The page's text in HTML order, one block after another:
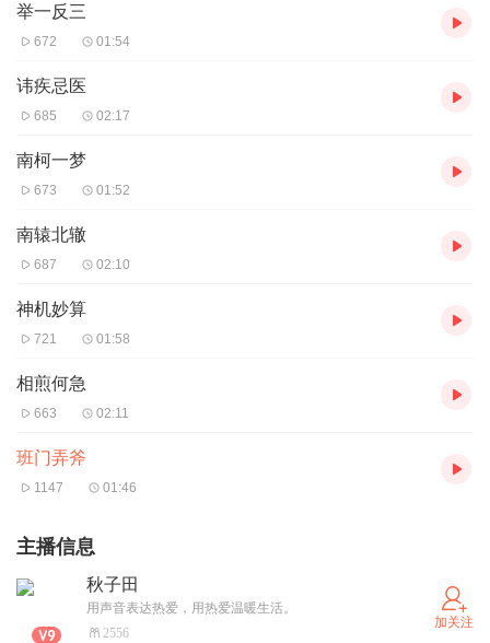
举一反三
672 01:54
讳疾忌医
685 02:17
南柯一梦
673 01:52
南辕北辙
687 02:10
神机妙算
721 01:58
相煎何急
663 02:11
班门弄斧
1147 01:46
主播信息
秋子田
用声音表达热爱，用热爱温暖生活。
2556
加关注